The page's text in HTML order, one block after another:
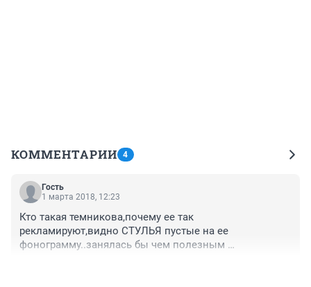
КОММЕНТАРИИ 4
Гость
1 марта 2018, 12:23
Кто такая темникова,почему ее так
рекламируют,видно СТУЛЬЯ пустые на ее
фонограмму..занялась бы чем полезным